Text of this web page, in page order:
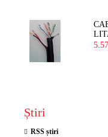
Știri
RSS știri